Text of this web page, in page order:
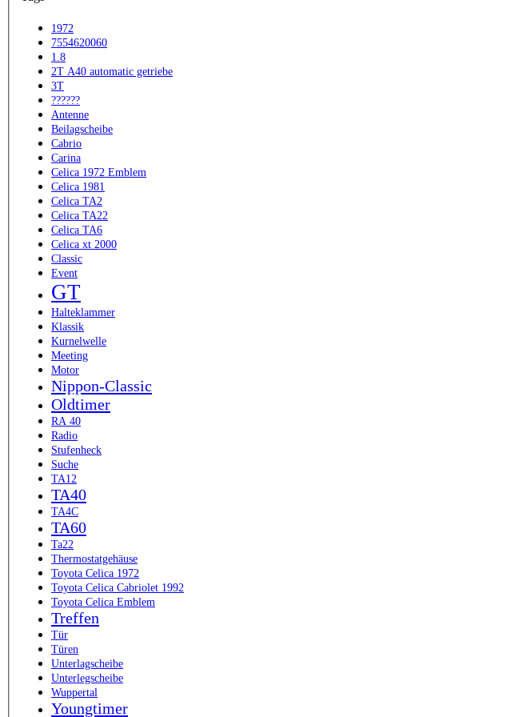
1972
7554620060
1.8
2T A40 automatic getriebe
3T
??????
Antenne
Beilagscheibe
Cabrio
Carina
Celica 1972 Emblem
Celica 1981
Celica TA2
Celica TA22
Celica TA6
Celica xt 2000
Classic
Event
GT
Halteklammer
Klassik
Kurnelwelle
Meeting
Motor
Nippon-Classic
Oldtimer
RA 40
Radio
Stufenheck
Suche
TA12
TA40
TA4C
TA60
Ta22
Thermostatgehäuse
Toyota Celica 1972
Toyota Celica Cabriolet 1992
Toyota Celica Emblem
Treffen
Tür
Türen
Unterlagscheibe
Unterlegscheibe
Wuppertal
Youngtimer